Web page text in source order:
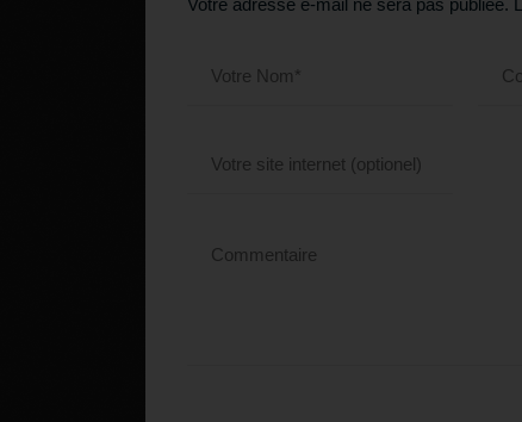
Votre adresse e-mail ne sera pas publiée.